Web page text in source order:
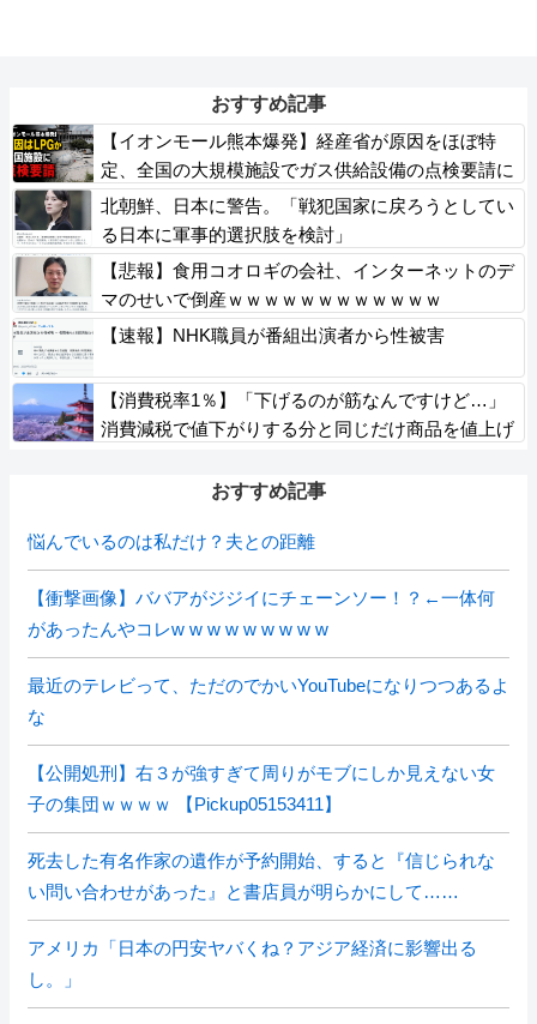
おすすめ記事
【イオンモール熊本爆発】経産省が原因をほぼ特
定、全国の大規模施設でガス供給設備の点検要請に
まで発展する事態に・・・
北朝鮮、日本に警告。「戦犯国家に戻ろうとしてい
る日本に軍事的選択肢を検討」
【悲報】食用コオロギの会社、インターネットのデ
マのせいで倒産ｗｗｗｗｗｗｗｗｗｗｗｗ
【速報】NHK職員が番組出演者から性被害
【消費税率1％】「下げるのが筋なんですけど…」
消費減税で値下がりする分と同じだけ商品を値上げ
おすすめ記事
悩んでいるのは私だけ？夫との距離
【衝撃画像】ババアがジジイにチェーンソー！？←一体何
があったんやコレw w w w w w w w w
最近のテレビって、ただのでかいYouTubeになりつつあるよ
な
【公開処刑】右３が強すぎて周りがモブにしか見えない女
子の集団ｗｗｗｗ 【Pickup05153411】
死去した有名作家の遺作が予約開始、すると『信じられな
い問い合わせがあった』と書店員が明らかにして……
アメリカ「日本の円安ヤバくね？アジア経済に影響出る
し。」